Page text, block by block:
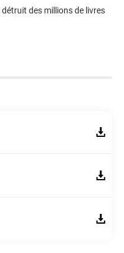
des millions de livres